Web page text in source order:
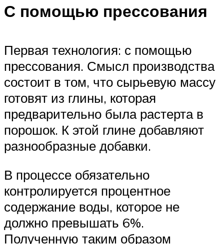
С помощью прессования
Первая технология: с помощью
прессования. Смысл производства
состоит в том, что сырьевую массу
готовят из глины, которая
предварительно была растерта в
порошок. К этой глине добавляют
разнообразные добавки.
В процессе обязательно
контролируется процентное
содержание воды, которое не
должно превышать 6%.
Полученную таким образом